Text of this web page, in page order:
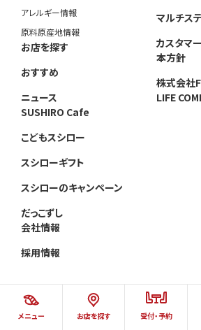
メニュー お店を探す 受付・予約
アレルギー情報
原料原産地情報
お店を探す
おすすめ
ニュース
SUSHIRO Cafe
こどもスシロー
スシローギフト
スシローのキャンペーン
だっこずし
会社情報
採用情報
マルチス
カスタマ
本方針
株式会社
LIFE
©AKINDO SUSHIRO CO.,LTD.ALL RIGHTS RESERVED.